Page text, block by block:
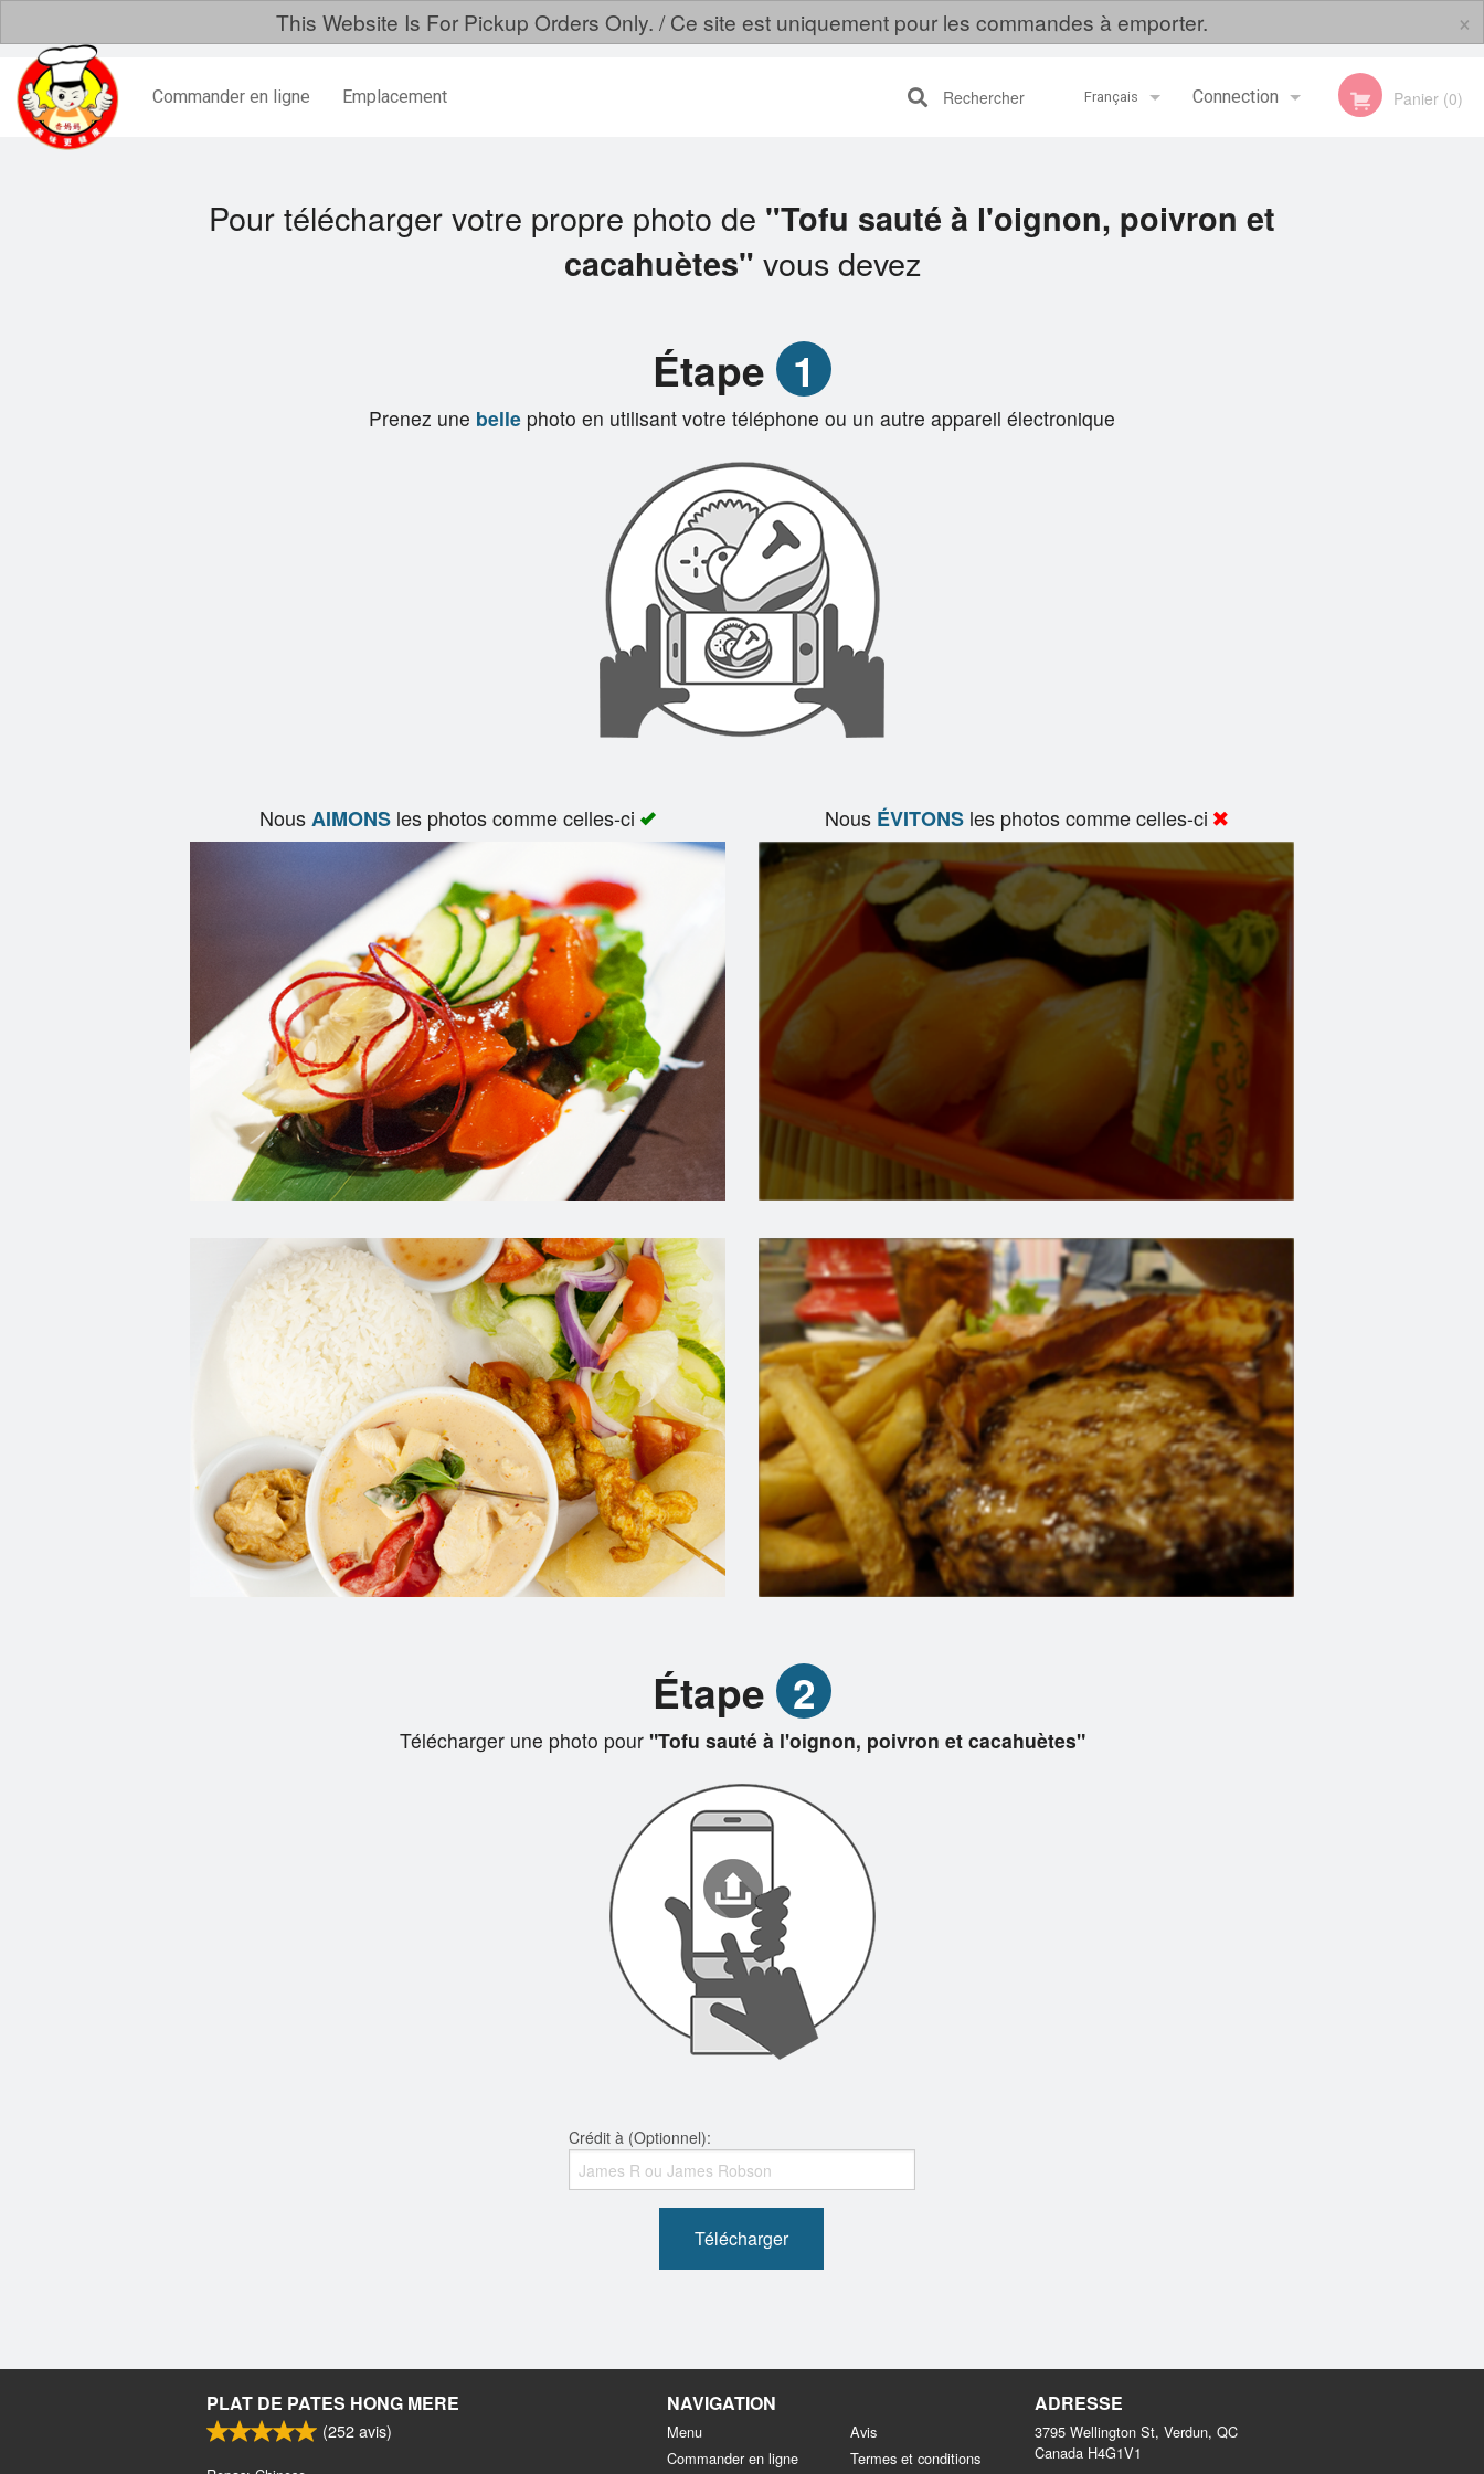
This Website Is For Pickup Orders Only. / Ce site est uniquement pour les commandes à emporter. ×
Commander en ligne Emplacement Français Connection Panier (0)
Rechercher
Pour télécharger votre propre photo de "Tofu sauté à l'oignon, poivron et
cacahuètes" vous devez
Étape 1
Prenez une belle photo en utilisant votre téléphone ou un autre appareil électronique
NousAIMONS les photos comme celles-ci Nous ÉVITONS les photos comme celles-ci
Étape 2
Télécharger une photo pour"Tofu sauté à l'oignon, poivron et cacahuètes"
Crédit à (Optionnel):
Télécharger
PLAT DE PATES HONG MERE
(252avis)
NAVIGATION
Menu
Commander en ligne
Avis
Termes et conditions
ADRESSE
3795 Wellington St, Verdun, QC
Canada H4G1V1